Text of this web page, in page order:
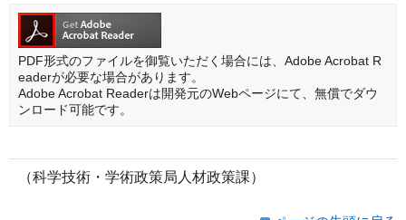
PDF形式のファイルを御覧いただく場合には、Adobe Acrobat R
eaderが必要な場合があります。
Adobe Acrobat Readerは開発元のWebページにて、無償でダウ
ンロード可能です。
（科学技術・学術政策局人材政策課）